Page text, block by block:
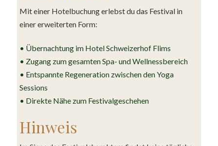
Mit einer Hotelbuchung erlebst du das Festival in
einer erweiterten Form:
• Übernachtung im Hotel Schweizerhof Flims
• Zugang zum gesamten Spa- und Wellnessbereich
• Entspannte Regeneration zwischen den Yoga
Sessions
• Direkte Nähe zum Festivalgeschehen
Hinweis